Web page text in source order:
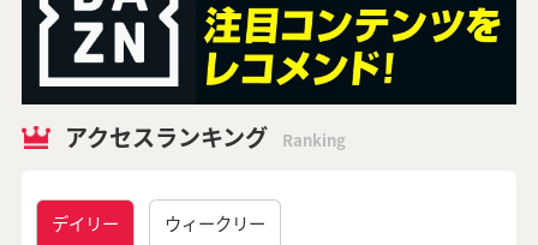
アクセスランキング Ranking
デイリー ウィークリー